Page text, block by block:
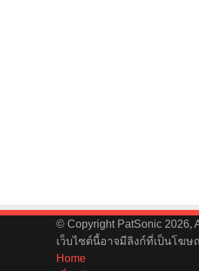
© Copyright PatSonic 2026,
เว็บไซต์นี้อาจมีลิงก์ที่เป็นโฆ
Home